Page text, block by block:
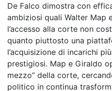
De Falco dimostra con
ambiziosi quali Walter Map
l’accesso alla corte non
quanto piuttosto una
l’acquisizione di incarichi
prestigiosi. Map e Giraldo
mezzo” della corte,
politico in continua